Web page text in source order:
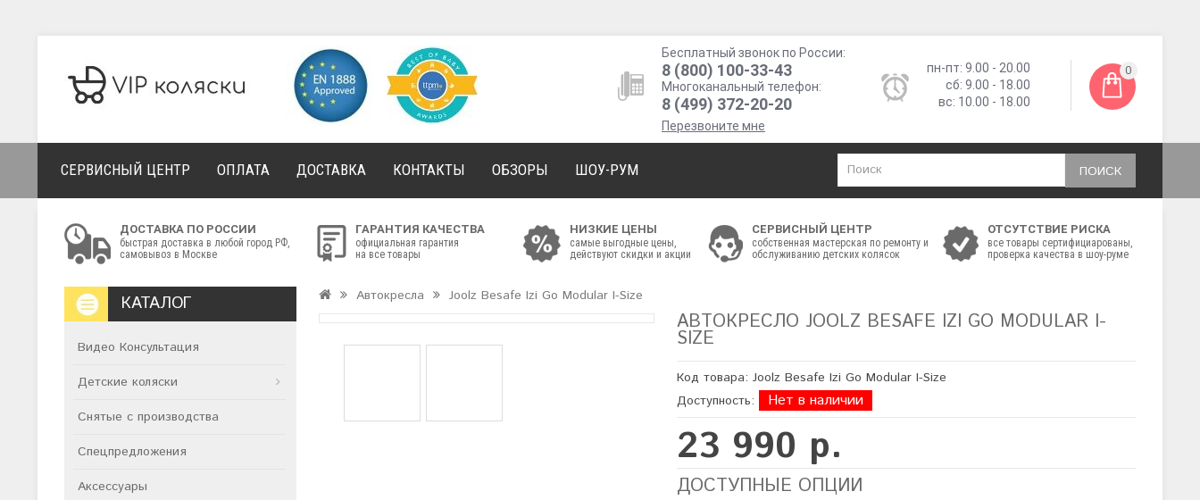
Бесплатный звонок по России:
8 (800) 100-33-43
Многоканальный телефон:
8 (499) 372-20-20
Перезвоните мне
пн-пт: 9.00 - 20.00
сб: 9.00 - 18.00
вс: 10.00 - 18.00
0
ПОИСК
СЕРВИСНЫЙ ЦЕНТР ОПЛАТА ДОСТАВКА КОНТАКТЫ ОБЗОРЫ ШОУ-РУМ
ДОСТАВКА ПО РОССИИ
быстрая доставка в любой город РФ,
самовывоз в Москве
ГАРАНТИЯ КАЧЕСТВА
официальная гарантия
на все товары
НИЗКИЕ ЦЕНЫ
самые выгодные цены,
действуют скидки и акции
СЕРВИСНЫЙ ЦЕНТР
собственная мастерская по ремонту и
обслуживанию детских колясок
ОТСУТСТВИЕ РИСКА
все товары сертифициарованы,
проверка качества в шоу-руме
КАТАЛОГ
Видео Консультация
Детские коляски
Снятые с производства
Спецпредложения
Аксессуары
Автокресла Joolz Besafe Izi Go Modular I-Size
АВТОКРЕСЛО JOOLZ BESAFE IZI GO MODULAR I-
SIZE
Код товара: Joolz Besafe Izi Go Modular I-Size
Доступность:
Нет в наличии
23 990 р.
ДОСТУПНЫЕ ОПЦИИ